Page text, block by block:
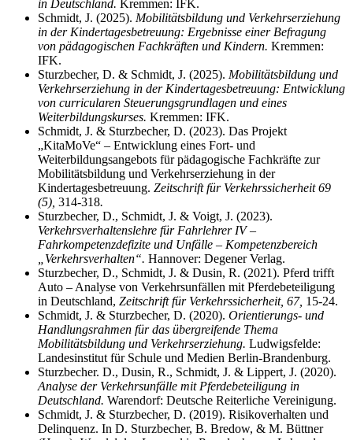
in Deutschland. Kremmen: IFK.
Schmidt, J. (2025). Mobilitätsbildung und Verkehrserziehung
in der Kindertagesbetreuung: Ergebnisse einer Befragung
von pädagogischen Fachkräften und Kindern. Kremmen:
IFK.
Sturzbecher, D. & Schmidt, J. (2025). Mobilitätsbildung und
Verkehrserziehung in der Kindertagesbetreuung: Entwicklung
von curricularen Steuerungsgrundlagen und eines
Weiterbildungskurses. Kremmen: IFK.
Schmidt, J. & Sturzbecher, D. (2023). Das Projekt
„KitaMoVe“ – Entwicklung eines Fort- und
Weiterbildungsangebots für pädagogische Fachkräfte zur
Mobilitätsbildung und Verkehrserziehung in der
Kindertagesbetreuung. Zeitschrift für Verkehrssicherheit 69
(5), 314-318.
Sturzbecher, D., Schmidt, J. & Voigt, J. (2023).
Verkehrsverhaltenslehre für Fahrlehrer IV –
Fahrkompetenzdefizite und Unfälle – Kompetenzbereich
„Verkehrsverhalten“. Hannover: Degener Verlag.
Sturzbecher, D., Schmidt, J. & Dusin, R. (2021). Pferd trifft
Auto – Analyse von Verkehrsunfällen mit Pferdebeteiligung
in Deutschland, Zeitschrift für Verkehrssicherheit, 67, 15-24.
Schmidt, J. & Sturzbecher, D. (2020). Orientierungs- und
Handlungsrahmen für das übergreifende Thema
Mobilitätsbildung und Verkehrserziehung. Ludwigsfelde:
Landesinstitut für Schule und Medien Berlin-Brandenburg.
Sturzbecher. D., Dusin, R., Schmidt, J. & Lippert, J. (2020).
Analyse der Verkehrsunfälle mit Pferdebeteiligung in
Deutschland. Warendorf: Deutsche Reiterliche Vereinigung.
Schmidt, J. & Sturzbecher, D. (2019). Risikoverhalten und
Delinquenz. In D. Sturzbecher, B. Bredow, & M. Büttner